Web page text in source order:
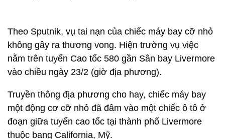
Theo Sputnik, vụ tai nạn của chiếc máy bay cỡ nhỏ
không gây ra thương vong. Hiện trường vụ việc
nằm trên tuyến Cao tốc 580 gần Sân bay Livermore
vào chiều ngày 23/2 (giờ địa phương).
Truyền thông địa phương cho hay, chiếc máy bay
một động cơ cỡ nhỏ đã đâm vào một chiếc ô tô ở
đoạn giữa tuyến cao tốc tại thành phố Livermore
thuộc bang California, Mỹ.